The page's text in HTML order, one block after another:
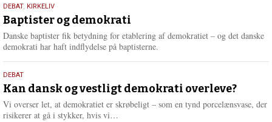
18.
maj
2026
DEBAT, KIRKELIV
Baptister og demokrati
Danske baptister fik betydning for etablering af demokratiet – og det danske
demokrati har haft indflydelse på baptisterne.
18.
maj
2026
DEBAT
Kan dansk og vestligt demokrati overleve?
Vi overser let, at demokratiet er skrøbeligt – som en tynd porcelænsvase, der
risikerer at gå i stykker, hvis vi…